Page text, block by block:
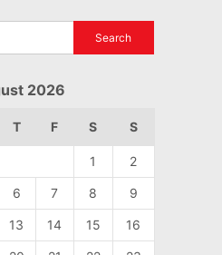
2026
T F S S
1 2
6 7 8 9
13 14 15 16